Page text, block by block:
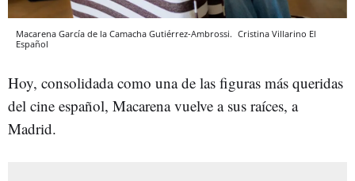
Macarena García de la Camacha Gutiérrez-Ambrossi. Cristina Villarino El
Español
Hoy, consolidada como una de las figuras más queridas
del cine español, Macarena vuelve a sus raíces, a
Madrid.